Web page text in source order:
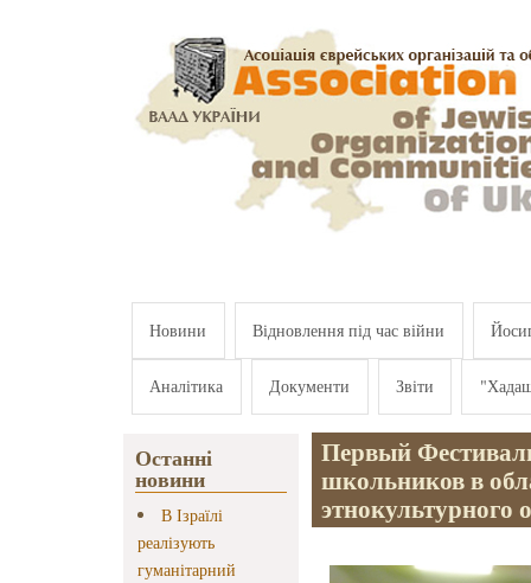
Новини Відновлення під час війни
Аналітика Документи Звіти
Останні
новини
В Ізраїлі
реалізують
гуманітарний
Первый
школьников в
этнокультурного